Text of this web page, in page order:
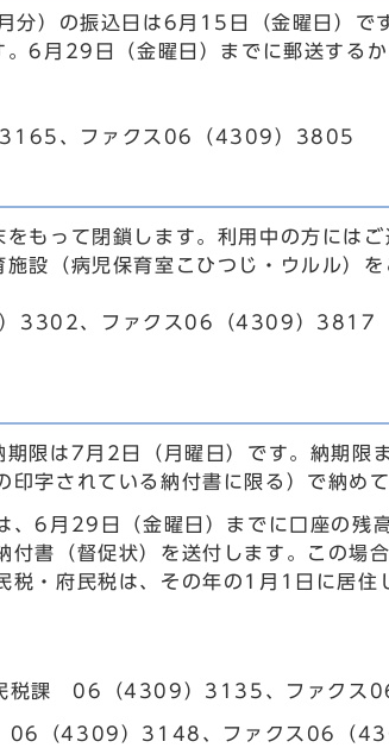
分）の振込日は6月15日（金曜日）で
6月29日（金曜日）までに郵送する
、ファクス06（4309）3805
もって閉鎖します。利用中の方には
設（病児保育室こひつじ・ウルル）
3302、ファクス06（4309）3817
限は7月2日（月曜日）です。納期限
印字されている納付書に限る）で納め
、6月29日（金曜日）までに口座の残
付書（督促状）を送付します。この場
税・府民税は、その年の1月1日に居
民税課 06（4309）3135、ファク
06（4309）3148、ファクス06（